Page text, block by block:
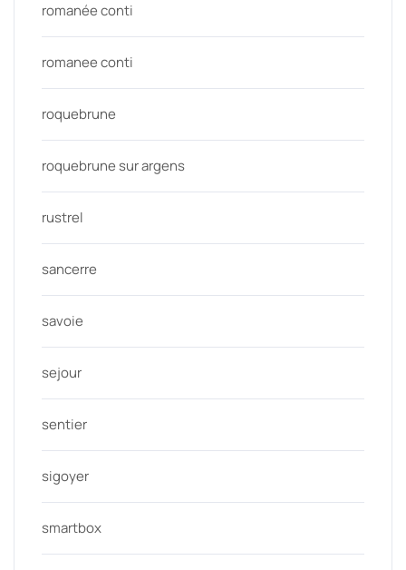
romanée conti
romanee conti
roquebrune
roquebrune sur argens
rustrel
sancerre
savoie
sejour
sentier
sigoyer
smartbox